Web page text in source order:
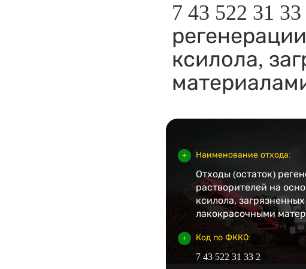
7 43 522 31
ксилола,
Наименование отхода:
Отходы (остаток)
растворителей на
ксилола, загрязненных
лакокрасочными
Код по ФККО:
7 43 522 31 33 2